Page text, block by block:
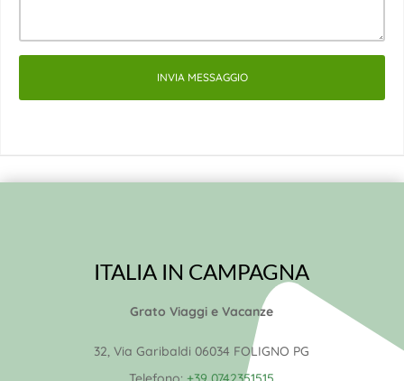
INVIA MESSAGGIO
ITALIA IN CAMPAGNA
Grato Viaggi e Vacanze
32, Via Garibaldi 06034 FOLIGNO PG